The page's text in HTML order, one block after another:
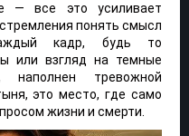
— все это усиливает
понять смысл
кадр, будь то
или взгляд на темные
наполнен тревожной
это место, где само
жизни и смерти.